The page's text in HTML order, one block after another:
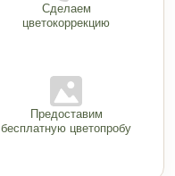
Сделаем
цветокоррекцию
Предоставим
бесплатную цветопробу